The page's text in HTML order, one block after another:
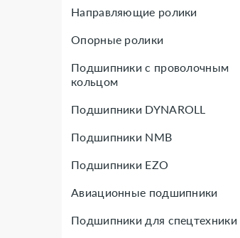
Направляющие ролики
Опорные ролики
Подшипники с проволочным
кольцом
Подшипники DYNAROLL
Подшипники NMB
Подшипники EZO
Авиационные подшипники
Подшипники для спецтехники